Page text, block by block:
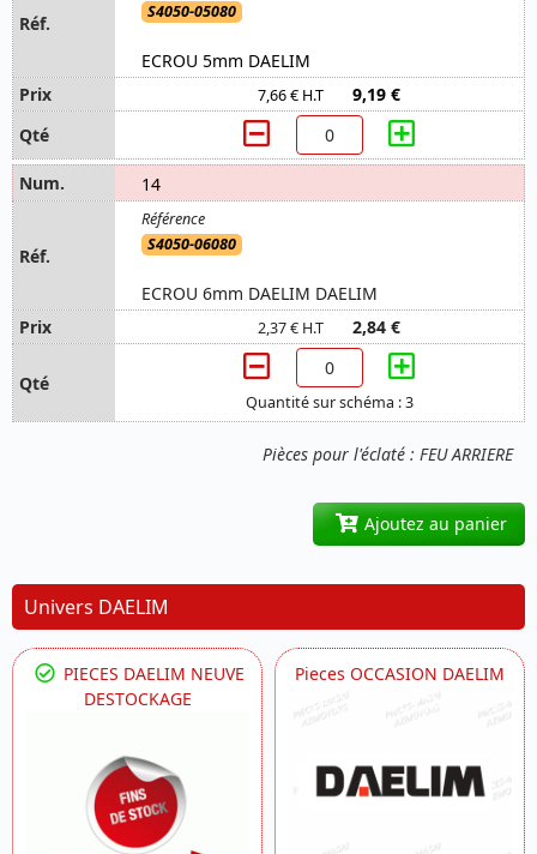
Pièces pour l'éclaté : FEU ARRIERE
S4050-05080
ECROU 5mm DAELIM
7,66 € H.T 9,19 €
14
S4050-06080
ECROU 6mm DAELIM DAELIM
2,37 € H.T 2,84 €
Quantité sur schéma : 3
Ajoutez au panier
Univers DAELIM
PIECES DAELIM NEUVE
DESTOCKAGE
Pieces OCCASION DAELIM